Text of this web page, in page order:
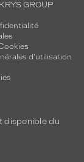
GROUP
d'utilisation
disponible du